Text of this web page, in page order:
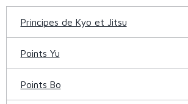
Principes de Kyo et Jitsu
Points Yu
Points Bo